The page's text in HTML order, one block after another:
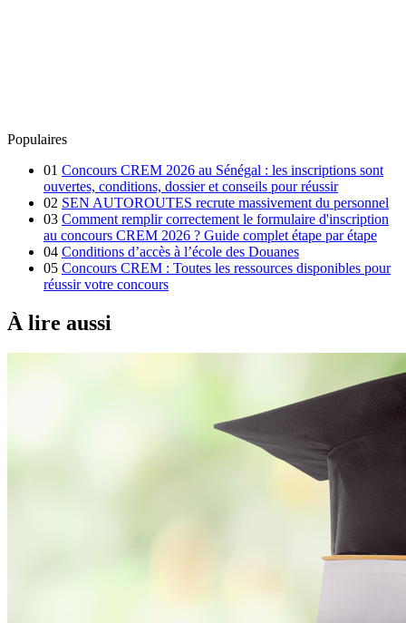
Populaires
01 Concours CREM 2026 au Sénégal : les inscriptions sont
ouvertes, conditions, dossier et conseils pour réussir
02 SEN AUTOROUTES recrute massivement du personnel
03 Comment remplir correctement le formulaire d'inscription
au concours CREM 2026 ? Guide complet étape par étape
04 Conditions d’accès à l’école des Douanes
05 Concours CREM : Toutes les ressources disponibles pour
réussir votre concours
À lire aussi